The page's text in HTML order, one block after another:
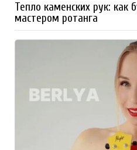
Тепло каменских рук: как
мастером ротанга